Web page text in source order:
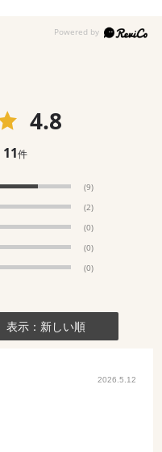
4.8
11件
(9)
(2)
(0)
(0)
(0)
表示：新しい順
2026.5.12